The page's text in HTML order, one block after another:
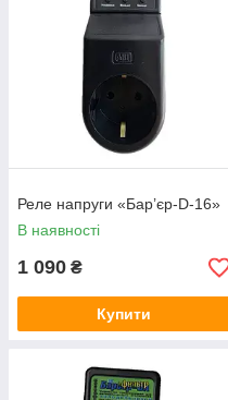
Реле напруги «Бар’єр-D-16»
В наявності
1 090 ₴
Купити